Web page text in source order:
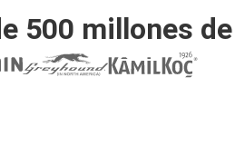
500 millones